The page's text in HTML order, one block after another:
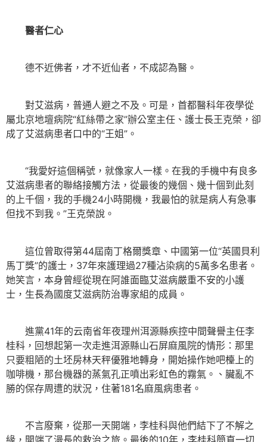
醫者仁心
德不近佛者，才不近仙者，不成認為醫。
對艾滋病，普通人避之不及。可是，首都醫科年夜學從
屬北京地壇病院“紅絲帶之家”辦公室主任、護士長王克榮，卻
成了艾滋病患者口中的“王姐”。
“我愛好這個稱號，就像家人一樣。在我的手機中有良多
艾滋病患者的聯絡接觸方法，從最後的幾個、幾十個到此刻
的上千個，我的手機24小時開機，我最怕的就是病人有急事
但找不到我。”王克榮說。
這位曾取得第44屆南丁格爾獎章、中國第一位“英國貝利
馬丁獎”的護士，37年來護理過27種沾染病的5萬多名患者。
她笑言，本身曾經從現在阿誰面臨艾滋病嚴重不安的小護
士，生長為國度艾滋病防治專家組的成員。
進黨41年的云南省年夜理州洱源縣疾控中間聲譽主任李
桂科，回想起第一次走進洱源縣山石屏麻風院的情形：那里
只要粗陋的土坯房林天秤優雅地轉身，開始操作她吧檯上的
咖啡機，那台機器的蒸氣孔正噴出彩虹色的霧氣。、臟亂不
勝的保存周遭的狀況，住著181名麻風病患者。
不言廢棄，從那一天開端，李桂科與他們結下了不解之